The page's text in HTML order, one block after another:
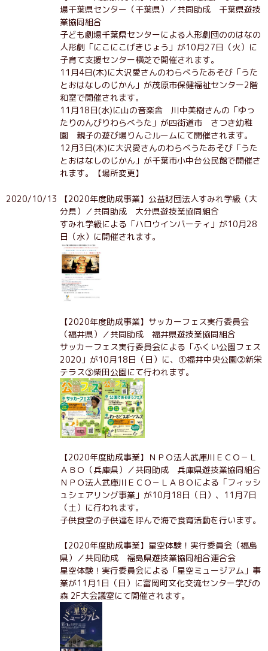
場千葉県センター（千葉県）／共同助成 千葉県遊技
業協同組合
子ども劇場千葉県センターによる人形劇団ののはなの
人形劇「にこにこげきじょう」が10月27日（火）に
子育て支援センター横芝で開催されます。
11月4日(木)に大沢愛さんのわらべうたあそび「うた
とおはなしのじかん」が茂原市保健福祉センター2階
和室で開催されます。
11月18日(水)に山の音楽舎 川中美樹さんの「ゆっ
たりのんびりわらべうた」が四街道市 さつき幼稚
園 親子の遊び場りんごルームにて開催されます。
12月3日(木)に大沢愛さんのわらべうたあそび「うた
とおはなしのじかん」が千葉市小中台公民館で開催さ
れます。【場所変更】
2020/10/13
【2020年度助成事業】公益財団法人すみれ学級（大
分県）／共同助成 大分県遊技業協同組合
すみれ学級による「ハロウインパーティ」が10月28
日（水）に開催されます。
【2020年度助成事業】サッカーフェス実行委員会
（福井県）／共同助成 福井県遊技業協同組合
サッカーフェス実行委員会による「ふくい公園フェス
2020」が10月18日（日）に、①福井中央公園②新栄
テラス③柴田公園にて行われます。
【2020年度助成事業】ＮＰＯ法人武庫川ＥＣＯ－Ｌ
ＡＢＯ（兵庫県）／共同助成 兵庫県遊技業協同組合
ＮＰＯ法人武庫川ＥＣＯ－ＬＡＢＯによる「フィッシ
ュシェアリング事業」が10月18日（日）、11月7日
（土）に行われます。
子供食堂の子供達を呼んで海で食育活動を行います。
【2020年度助成事業】星空体験！実行委員会（福島
県）／共同助成 福島県遊技業協同組合連合会
星空体験！実行委員会による「星空ミュージアム」事
業が11月1日（日）に富岡町文化交流センター学びの
森 2F大会議室にて開催されます。